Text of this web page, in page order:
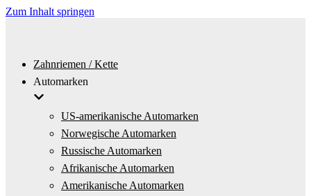
Zum Inhalt springen
Zahnriemen / Kette
Automarken
US-amerikanische Automarken
Norwegische Automarken
Russische Automarken
Afrikanische Automarken
Amerikanische Automarken